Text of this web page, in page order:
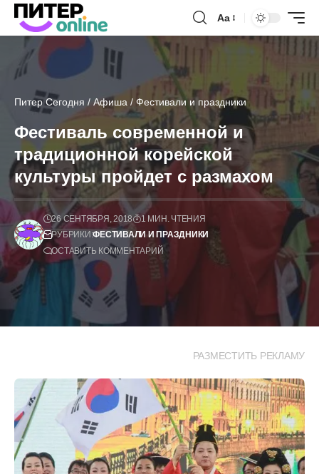
Аа
Питер Сегодня / Афиша / Фестивали и праздники
Фестиваль современной и
традиционной корейской
культуры пройдет с размахом
26 СЕНТЯБРЯ, 2018
1 МИН. ЧТЕНИЯ
РУБРИКИ:ФЕСТИВАЛИ И ПРАЗДНИКИ
ОСТАВИТЬ КОММЕНТАРИЙ
РАЗМЕСТИТЬ РЕКЛАМУ